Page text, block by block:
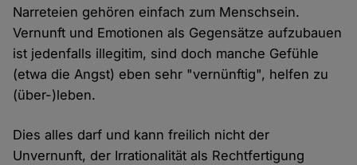
Narreteien gehören einfach zum Menschsein.
Vernunft und Emotionen als Gegensätze aufzubauen
ist jedenfalls illegitim, sind doch manche Gefühle
(etwa die Angst) eben sehr "vernünftig", helfen zu
(über-)leben.
Dies alles darf und kann freilich nicht der
Unvernunft, der Irrationalität als Rechtfertigung